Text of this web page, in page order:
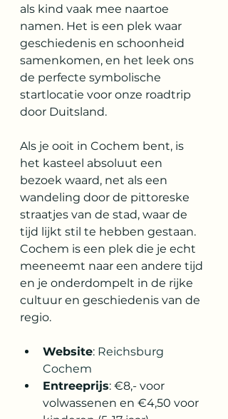
als kind vaak mee naartoe
namen. Het is een plek waar
geschiedenis en schoonheid
samenkomen, en het leek ons
de perfecte symbolische
startlocatie voor onze roadtrip
door Duitsland.
Als je ooit in Cochem bent, is
het kasteel absoluut een
bezoek waard, net als een
wandeling door de pittoreske
straatjes van de stad, waar de
tijd lijkt stil te hebben gestaan.
Cochem is een plek die je echt
meeneemt naar een andere tijd
en je onderdompelt in de rijke
cultuur en geschiedenis van de
regio.
Website: Reichsburg
Cochem
Entreeprijs: €8,- voor
volwassenen en €4,50 voor